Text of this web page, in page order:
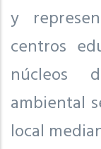
y
centros
núcleos
ambiental
local